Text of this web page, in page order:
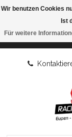
Wir benutzen Cookies
Ist
Für weitere